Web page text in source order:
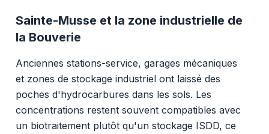
Sainte-Musse et la zone industrielle de
la Bouverie
Anciennes stations-service, garages mécaniques
et zones de stockage industriel ont laissé des
poches d'hydrocarbures dans les sols. Les
concentrations restent souvent compatibles avec
un biotraitement plutôt qu'un stockage ISDD, ce